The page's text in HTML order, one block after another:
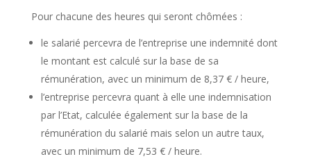
Pour chacune des heures qui seront chômées :
le salarié percevra de l’entreprise une indemnité dont
le montant est calculé sur la base de sa
rémunération, avec un minimum de 8,37 € / heure,
l’entreprise percevra quant à elle une indemnisation
par l’Etat, calculée également sur la base de la
rémunération du salarié mais selon un autre taux,
avec un minimum de 7,53 € / heure.